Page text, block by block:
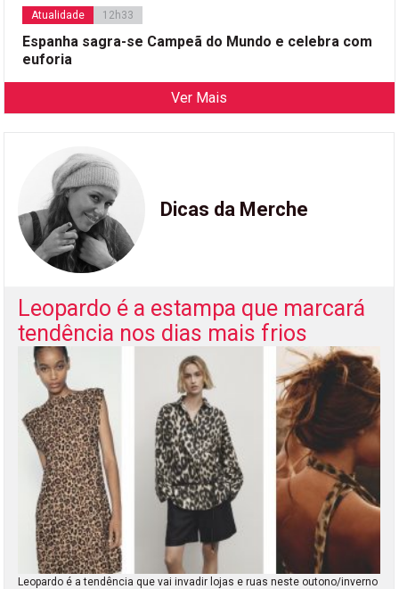
Atualidade 12h33
Espanha sagra-se Campeã do Mundo e celebra com
euforia
Ver Mais
Dicas da Merche
Leopardo é a estampa que marcará
tendência nos dias mais frios
Leopardo é a tendência que vai invadir lojas e ruas neste outono/inverno